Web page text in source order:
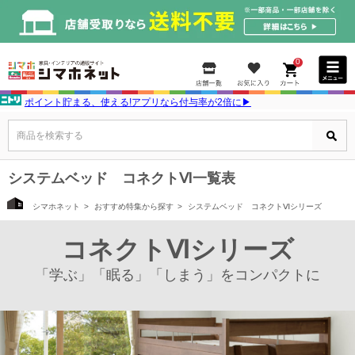
0
ポイント貯まる、使える!アプリなら付与率が2倍に▶
商品を検索する
システムベッド コネクトⅥ一覧表
シマホネット おすすめ特集から探す システムベッド コネクトⅥシリーズ
コネクトⅥシリーズ
「学ぶ」「眠る」「しまう」をコンパクトに